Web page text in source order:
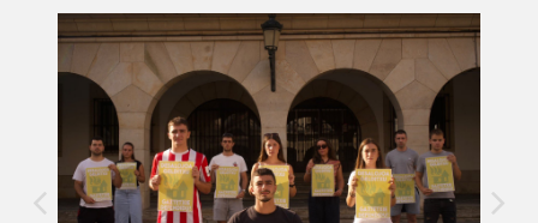
zure baimena Cookieen adierazpenean.
Webgune honek cookie propioak eta hirugarrenen cookie-
fitxategiak erabiltzen ditu. Zure esperientzia eta
zerbitzuak hobetzeko asmoz, cookie teknologiaz
baliatzen gara. Ohar hau onartuz gero, teknologia hori
erabiltzeko baimen esplizitua ematen diguzu.Gehiago
irakurri